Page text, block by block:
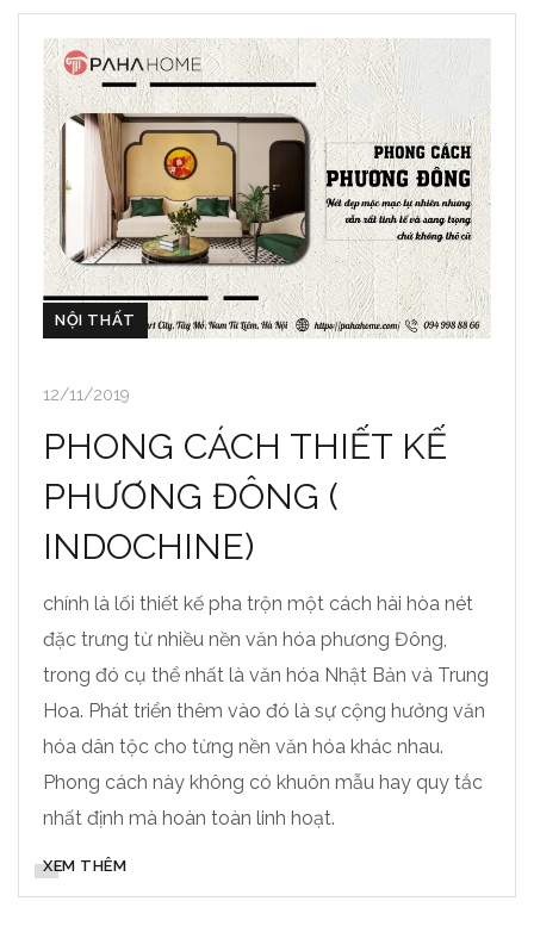
NỘI THẤT
12/11/2019
PHONG CÁCH THIẾT KẾ
PHƯƠNG ĐÔNG (
INDOCHINE)
chính là lối thiết kế pha trộn một cách hài hòa nét
đặc trưng từ nhiều nền văn hóa phương Đông,
trong đó cụ thể nhất là văn hóa Nhật Bản và Trung
Hoa. Phát triển thêm vào đó là sự cộng hưởng văn
hóa dân tộc cho từng nền văn hóa khác nhau.
Phong cách này không có khuôn mẫu hay quy tắc
nhất định mà hoàn toàn linh hoạt.
XEM THÊM